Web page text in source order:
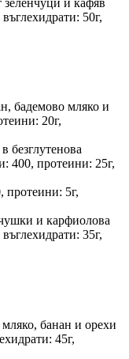
зеленчуци и кафяв
50г,
бадемово мляко и
20г,
безглутенова
400, протеини: 25г,
протеини: 5г,
и карфиолова
35г,
банан и орехи
45г,